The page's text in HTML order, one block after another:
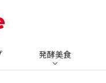
発酵美食